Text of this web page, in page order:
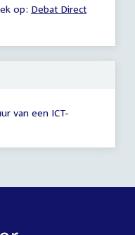
op: External
Debat Direct
van een ICT-